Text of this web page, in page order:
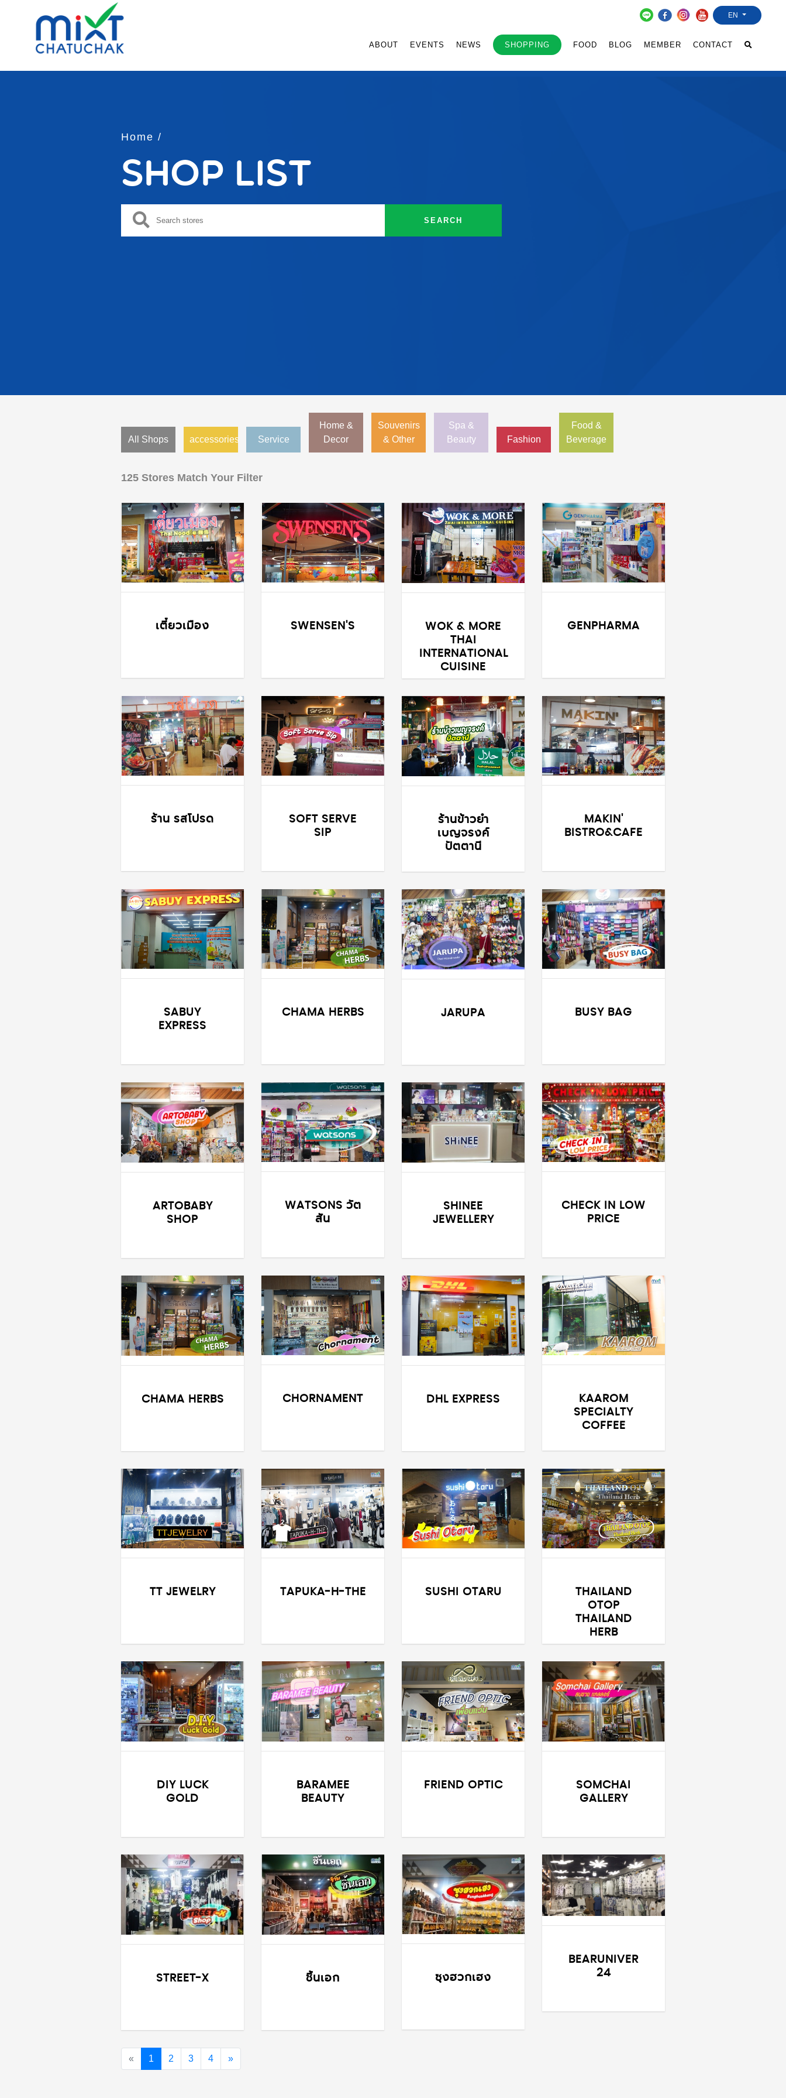
EN
ABOUT EVENTS NEWS SHOPPING FOOD BLOG MEMBER CONTACT
Home /
Shop List
SEARCH
All Shops accessories Service
Home &
Decor
Souvenirs
& Other
Spa &
Beauty
Fashion
Food &
Beverage
125 Stores Match Your Filter
เตี๋ยวเมือง SWENSEN'S
WOK & MORE
THAI
INTERNATIONAL
CUISINE
GENPHARMA
ร้าน รสโปรด
SOFT SERVE
SIP
ร้านข้าวยำ
เบญจรงค์
ปัตตานี
MAKIN'
BISTRO&CAFE
SABUY
EXPRESS
CHAMA HERBS JARUPA BUSY BAG
ARTOBABY
SHOP
WATSONS วัต
สัน
SHINEE
JEWELLERY
CHECK IN LOW
PRICE
CHAMA HERBS CHORNAMENT DHL EXPRESS
KAAROM
SPECIALTY
COFFEE
TT JEWELRY TAPUKA-H-THE SUSHI OTARU
THAILAND
OTOP
THAILAND
HERB
DIY LUCK
GOLD
BARAMEE
BEAUTY
FRIEND OPTIC
SOMCHAI
GALLERY
STREET-X ชิ้นเอก ซุงฮวกเฮง
BEARUNIVER
24
« 1 2 3 4 »